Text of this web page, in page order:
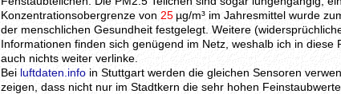
Konzentrationsobergrenze von 25µg/m³ im Jahresmittel wurde
der menschlichen Gesundheit festgelegt. Weitere
Informationen finden sich genügend im Netz, weshalb ich in diese
auch nichts weiter verlinke.
Bei luftdaten.info in Stuttgart werden die gleichen Sensoren
zeigen, dass nicht nur im Stadtkern die sehr hohen